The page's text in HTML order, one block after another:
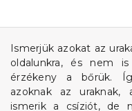
Ismerjük azokat az
oldalunkra, és nem
érzékeny a bőrük.
azoknak az uraknak,
ismerik a csíziót, de